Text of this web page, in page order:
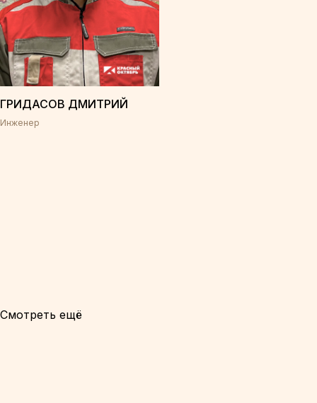
ГРИДАСОВ ДМИТРИЙ
Инженер
Смотреть ещё